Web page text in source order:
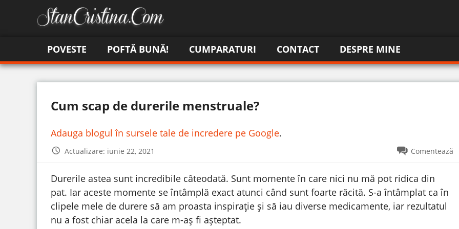
POVESTE POFTĂ BUNĂ! CUMPARATURI CONTACT DESPRE MINE
Cum scap de durerile menstruale?
Adauga blogul în sursele tale de incredere pe Google.
Actualizare: iunie 22, 2021 Comentează
Durerile astea sunt incredibile câteodată. Sunt momente în care nici nu mă pot ridica din
pat. Iar aceste momente se întâmplă exact atunci când sunt foarte răcită. S-a întâmplat ca în
clipele mele de durere să am proasta inspirație și să iau diverse medicamente, iar rezultatul
nu a fost chiar acela la care m-aș fi așteptat.